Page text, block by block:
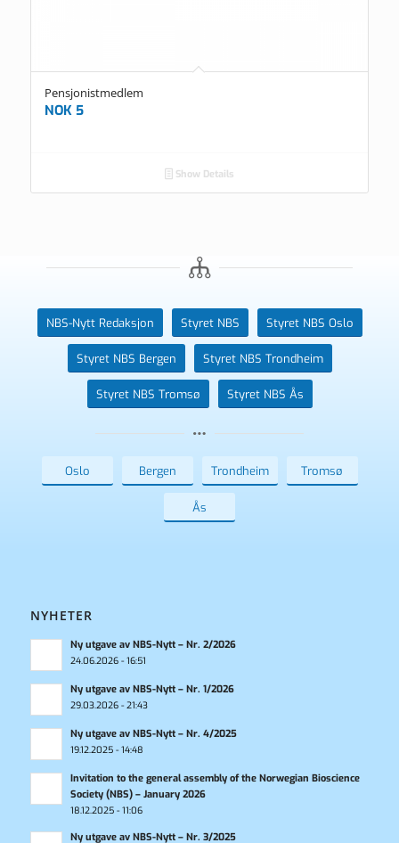
Pensjonistmedlem
NOK5
Show Details
NBS-Nytt Redaksjon Styret NBS Styret NBS Oslo
Styret NBS Bergen Styret NBS Trondheim
Styret NBS Tromsø Styret NBS Ås
Oslo Bergen Trondheim Tromsø
Ås
NYHETER
Ny utgave av NBS-Nytt – Nr. 2/2026
24.06.2026 - 16:51
Ny utgave av NBS-Nytt – Nr. 1/2026
29.03.2026 - 21:43
Ny utgave av NBS-Nytt – Nr. 4/2025
19.12.2025 - 14:48
Invitation to the general assembly of the Norwegian Bioscience
Society (NBS) – January 2026
18.12.2025 - 11:06
Ny utgave av NBS-Nytt – Nr. 3/2025